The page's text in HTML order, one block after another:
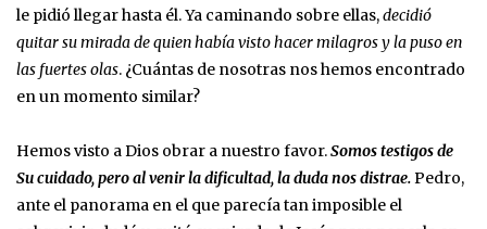
le pidió llegar hasta él. Ya caminando sobre ellas,decidió
quitar su mirada de quien había visto hacer milagros y la puso en
las fuertes olas. ¿Cuántas de nosotras nos hemos encontrado
en un momento similar?
Hemos visto a Dios obrar a nuestro favor.Somos testigos de
Su cuidado, pero al venir la dificultad, la duda nos distrae.Pedro,
ante el panorama en el que parecía tan imposible el